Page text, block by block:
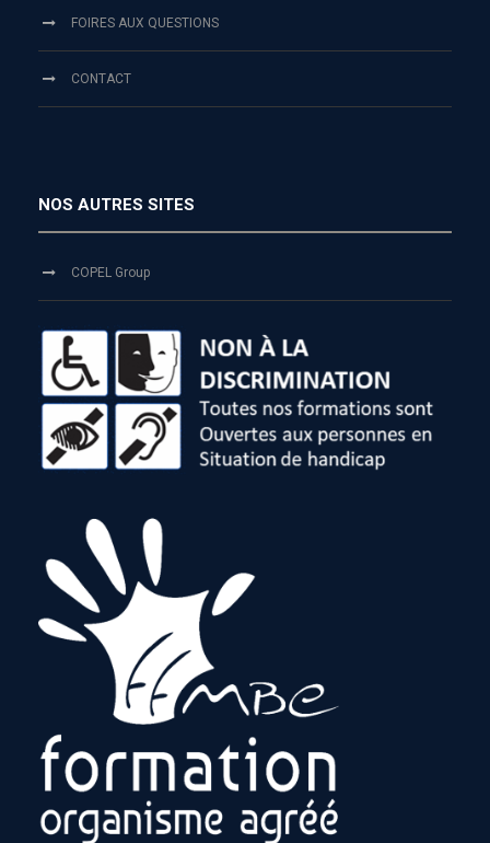
FOIRES AUX QUESTIONS
CONTACT
NOS AUTRES SITES
COPEL Group